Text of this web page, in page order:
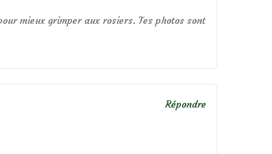
mieux grimper aux rosiers. Tes photos sont
Répondre